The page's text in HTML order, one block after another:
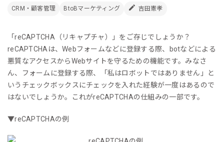
CRM・顧客管理
BtoBマーケティング 吉田憲孝
「reCAPTCHA（リキャプチャ）」をご存じでしょうか？
reCAPTCHAは、Webフォームなどに登録する際、botなどによる
悪質なアクセスからWebサイトを守るための機能です。みなさ
ん、フォームに登録する際、「私はロボットではありません」と
いうチェックボックスにチェックを入れた経験が一度はあるので
はないでしょうか。これがreCAPTCHAの仕組みの一部です。
▼reCAPTCHAの例